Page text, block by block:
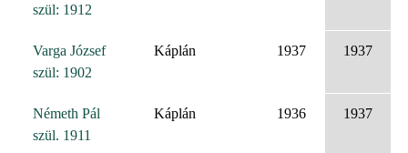
szül: 1912
Varga József
szül: 1902
Káplán 1937 1937
Németh Pál
szül. 1911
Káplán 1936 1937